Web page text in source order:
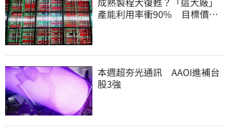
產能利用率衝90% 目標價上
本週超夯光通訊 AAOI進補台
股3強